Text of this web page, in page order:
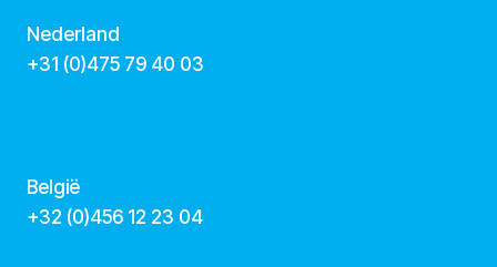
Nederland
+31 (0)475 79 40 03
België
‭+32 (0)456 12 23 04‬